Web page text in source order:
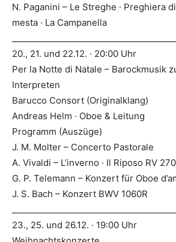
N. Paganini – Le Streghe · Preghiera
mesta · La Campanella
20., 21. und 22.12. · 20:00 Uhr
Per la Notte di Natale – Barockmusik
Interpreten
Barucco Consort (Originalklang)
Andreas Helm · Oboe & Leitung
Programm (Auszüge)
J. M. Molter – Concerto Pastorale
A. Vivaldi – L’inverno · Il Riposo RV 270
G. P. Telemann – Konzert für Oboe
J. S. Bach – Konzert BWV 1060R
23., 25. und 26.12. · 19:00 Uhr